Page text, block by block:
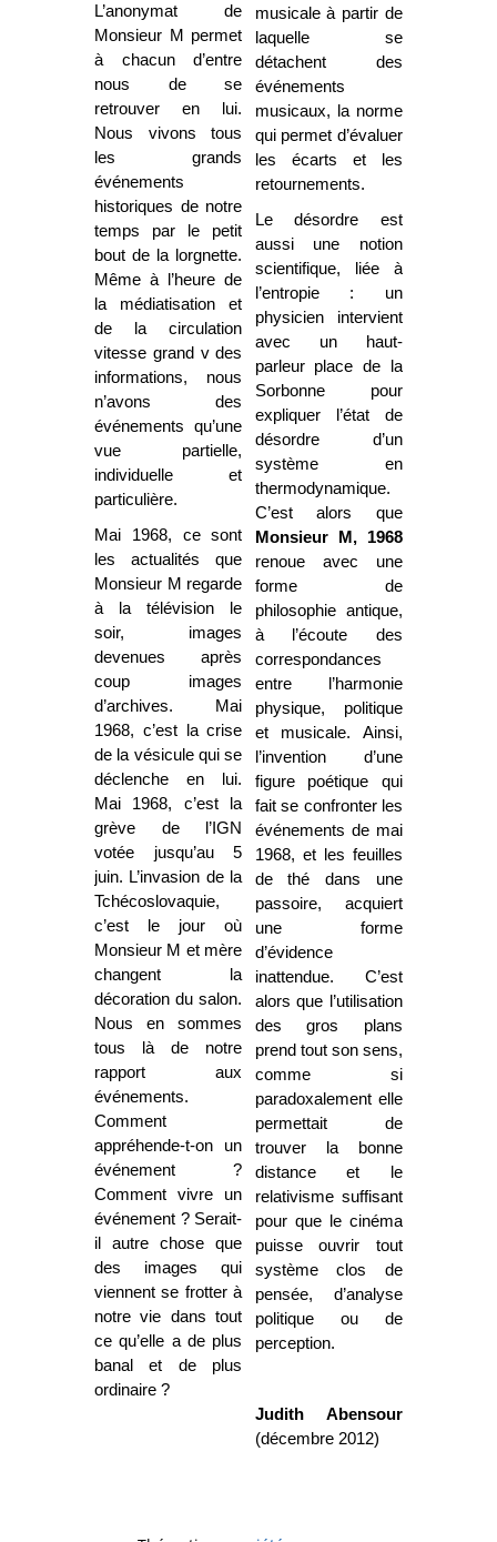
L’anonymat de
Monsieur M permet
à chacun d’entre
nous de se
retrouver en lui.
Nous vivons tous
les grands
événements
historiques de notre
temps par le petit
bout de la lorgnette.
Même à l’heure de
la médiatisation et
de la circulation
vitesse grand v des
informations, nous
n’avons des
événements qu’une
vue partielle,
individuelle et
particulière.
Mai 1968, ce sont
les actualités que
Monsieur M regarde
à la télévision le
soir, images
devenues après
coup images
d’archives. Mai
1968, c’est la crise
de la vésicule qui se
déclenche en lui.
Mai 1968, c’est la
grève de l’IGN
votée jusqu’au 5
juin. L’invasion de la
Tchécoslovaquie,
c’est le jour où
Monsieur M et mère
changent la
décoration du salon.
Nous en sommes
tous là de notre
rapport aux
événements.
Comment
appréhende-t-on un
événement ?
Comment vivre un
événement ? Serait-
il autre chose que
des images qui
viennent se frotter à
notre vie dans tout
ce qu’elle a de plus
banal et de plus
ordinaire ?
musicale à partir de
laquelle se
détachent des
événements
musicaux, la norme
qui permet d’évaluer
les écarts et les
retournements.
Le désordre est
aussi une notion
scientifique, liée à
l’entropie : un
physicien intervient
avec un haut-
parleur place de la
Sorbonne pour
expliquer l’état de
désordre d’un
système en
thermodynamique.
C’est alors que
Monsieur M, 1968
renoue avec une
forme de
philosophie antique,
à l’écoute des
correspondances
entre l’harmonie
physique, politique
et musicale. Ainsi,
l’invention d’une
figure poétique qui
fait se confronter les
événements de mai
1968, et les feuilles
de thé dans une
passoire, acquiert
une forme
d’évidence
inattendue. C’est
alors que l’utilisation
des gros plans
prend tout son sens,
comme si
paradoxalement elle
permettait de
trouver la bonne
distance et le
relativisme suffisant
pour que le cinéma
puisse ouvrir tout
système clos de
pensée, d’analyse
politique ou de
perception.
Judith Abensour
(décembre 2012)